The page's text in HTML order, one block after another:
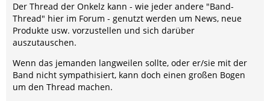
Der Thread der Onkelz kann - wie jeder andere "Band-
Thread" hier im Forum - genutzt werden um News, neue
Produkte usw. vorzustellen und sich darüber
auszutauschen.
Wenn das jemanden langweilen sollte, oder er/sie mit der
Band nicht sympathisiert, kann doch einen großen Bogen
um den Thread machen.